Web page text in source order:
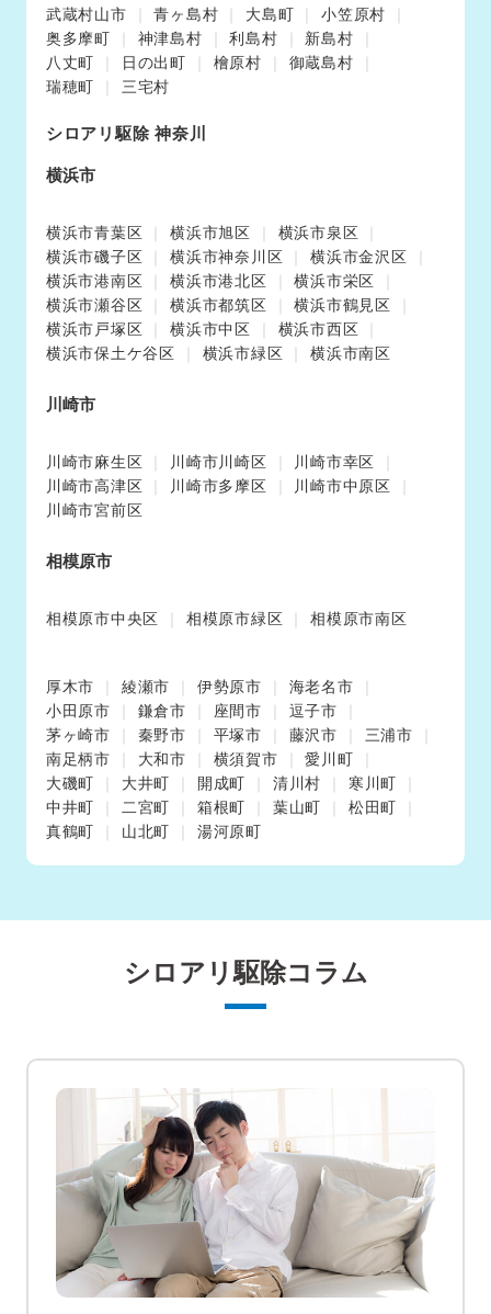
武蔵村山市 青ヶ島村 大島町
小笠原村
奥多摩町
神津島村 利島村
新島村
八丈町
日の出町 檜原村
御蔵島村
瑞穂町
三宅村
シロアリ駆除 神奈川
横浜市
横浜市青葉区 横浜市旭区
横浜市泉区
横浜市磯子区
横浜市神奈川区
横浜市金沢区
横浜市港南区
横浜市港北区
横浜市栄区
横浜市瀬谷区
横浜市都筑区
横浜市鶴見区
横浜市戸塚区
横浜市中区
横浜市西区
横浜市保土ケ谷区
横浜市緑区 横浜市南区
川崎市
川崎市麻生区 川崎市川崎区
川崎市幸区
川崎市高津区
川崎市多摩区
川崎市中原区
川崎市宮前区
相模原市
相模原市中央区 相模原市緑区 相模原市南区
厚木市 綾瀬市 伊勢原市
海老名市
小田原市
鎌倉市 座間市
逗子市
茅ヶ崎市
秦野市 平塚市 藤沢市
三浦市
南足柄市
大和市 横須賀市
愛川町
大磯町
大井町 開成町 清川村
寒川町
中井町
二宮町 箱根町 葉山町
松田町
真鶴町
山北町 湯河原町
シロアリ駆除コラム